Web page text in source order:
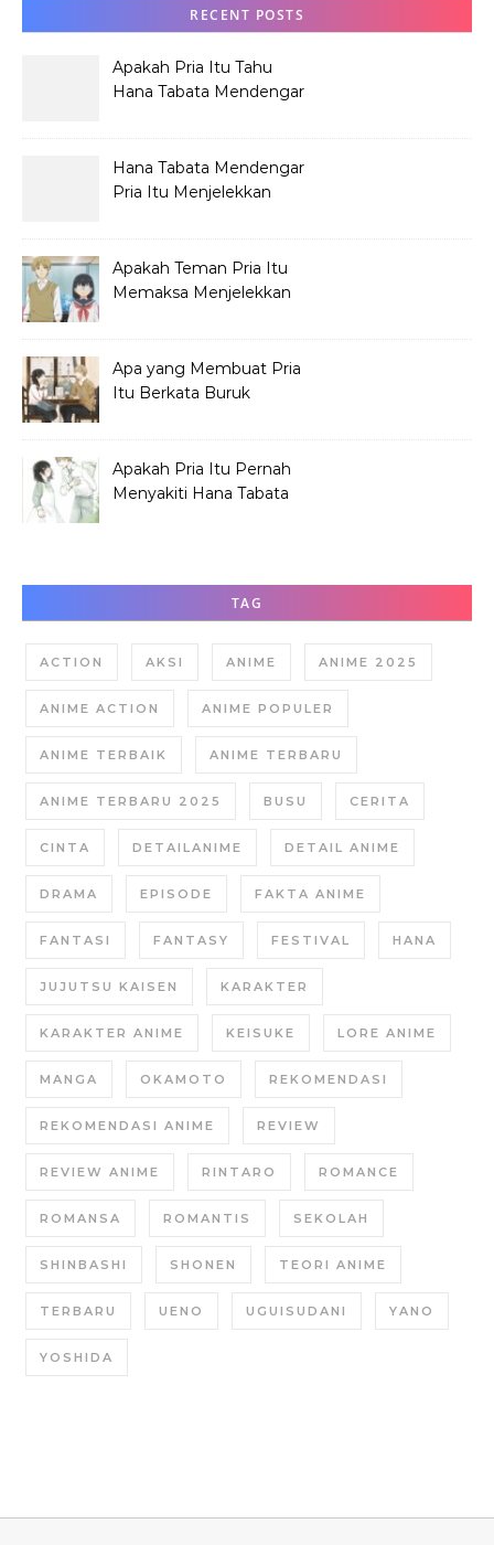
RECENT POSTS
Apakah Pria Itu Tahu
Hana Tabata Mendengar
Hana Tabata Mendengar
Pria Itu Menjelekkan
Apakah Teman Pria Itu
Memaksa Menjelekkan
Apa yang Membuat Pria
Itu Berkata Buruk
Apakah Pria Itu Pernah
Menyakiti Hana Tabata
TAG
ACTION AKSI ANIME ANIME 2025
ANIME ACTION ANIME POPULER
ANIME TERBAIK ANIME TERBARU
ANIME TERBARU 2025 BUSU CERITA
CINTA DETAILANIME DETAIL ANIME
DRAMA EPISODE FAKTA ANIME
FANTASI FANTASY FESTIVAL HANA
JUJUTSU KAISEN KARAKTER
KARAKTER ANIME KEISUKE LORE ANIME
MANGA OKAMOTO REKOMENDASI
REKOMENDASI ANIME REVIEW
REVIEW ANIME RINTARO ROMANCE
ROMANSA ROMANTIS SEKOLAH
SHINBASHI SHONEN TEORI ANIME
TERBARU UENO UGUISUDANI YANO
YOSHIDA